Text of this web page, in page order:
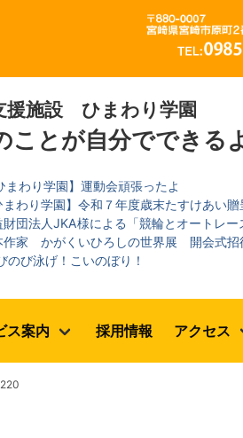
援施設 ひまわり学園
ことが自分でできる
まわり学園】運動会頑張ったよ
まわり学園】令和７年度歳末たすけあい
財団法人JKA様による「競輪とオートレ
作家 かがくいひろしの世界展 開会式招
のび泳げ！こいのぼり！
ス案内 採用情報 アクセス